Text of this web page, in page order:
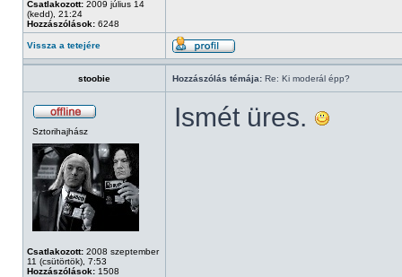
Csatlakozott: 2009 július 14
(kedd), 21:24
Hozzászólások: 6248
Vissza a tetejére
stoobie Hozzászólás témája: Re: Ki moderál épp?
Sztorihajhász
Csatlakozott: 2008 szeptember
11 (csütörtök), 7:53
Hozzászólások: 1508
Ismét üres.